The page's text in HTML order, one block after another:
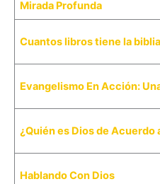
Mirada Profunda
Cuantos libros tiene la biblia
Evangelismo En Acción:
¿Quién es Dios de Acuerdo
Hablando Con Dios